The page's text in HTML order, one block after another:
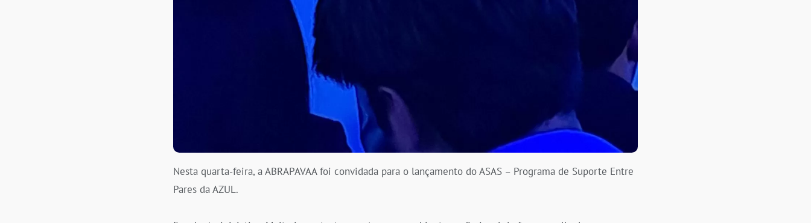
Nesta quarta-feira, a ABRAPAVAA foi convidada para o lançamento do ASAS – Programa de Suporte Entre
Pares da AZUL.